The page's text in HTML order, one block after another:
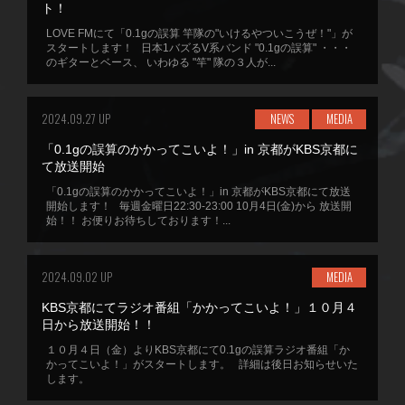
ト！
LOVE FMにて「0.1gの誤算 竿隊の"いけるやついこうぜ！"」が
スタートします！ 日本1バズるV系バンド "0.1gの誤算" ・・・
のギターとベース、 いわゆる "竿" 隊の３人が...
2024.09.27 UP NEWS MEDIA
「0.1gの誤算のかかってこいよ！」in 京都がKBS京都に
て放送開始
「0.1gの誤算のかかってこいよ！」in 京都がKBS京都にて放送
開始します！ 毎週金曜日22:30-23:00 10月4日(金)から 放送開
始！！ お便りお待ちしております！...
2024.09.02 UP MEDIA
KBS京都にてラジオ番組「かかってこいよ！」１０月４
日から放送開始！！
１０月４日（金）よりKBS京都にて0.1gの誤算ラジオ番組「か
かってこいよ！」がスタートします。 詳細は後日お知らせいた
します。